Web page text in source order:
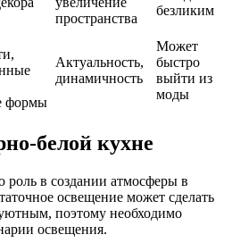
пространства
безликим
формы
Актуальность,
динамичность
Может
быстро
выйти из
моды
белой кухне
в создании атмосферы в
освещение может сделать
поэтому необходимо
освещения.